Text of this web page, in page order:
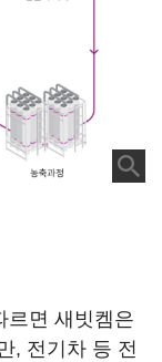
르면 새빗켐은
, 전기차 등 전